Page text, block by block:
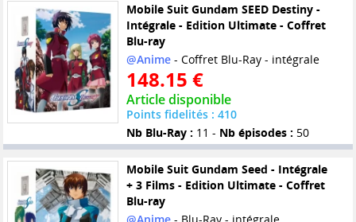
Mobile Suit Gundam SEED Destiny -
Intégrale - Edition Ultimate - Coffret
Blu-ray
@Anime- Coffret Blu-Ray - intégrale
148.15 €
Article disponible
Points fidelités : 410
Nb Blu-Ray : 11 - Nb épisodes : 50
Mobile Suit Gundam Seed - Intégrale
+ 3 Films - Edition Ultimate - Coffret
Blu-ray